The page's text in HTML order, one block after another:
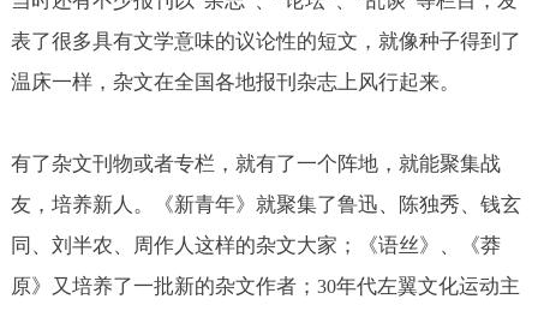
表了很多具有文学意味的议论性的短文，就像种子得到了
温床一样，杂文在全国各地报刊杂志上风行起来。
有了杂文刊物或者专栏，就有了一个阵地，就能聚集战
友，培养新人。《新青年》就聚集了鲁迅、陈独秀、钱玄
同、刘半农、周作人这样的杂文大家；《语丝》、《莽
原》又培养了一批新的杂文作者； 30年代左翼文化运动主